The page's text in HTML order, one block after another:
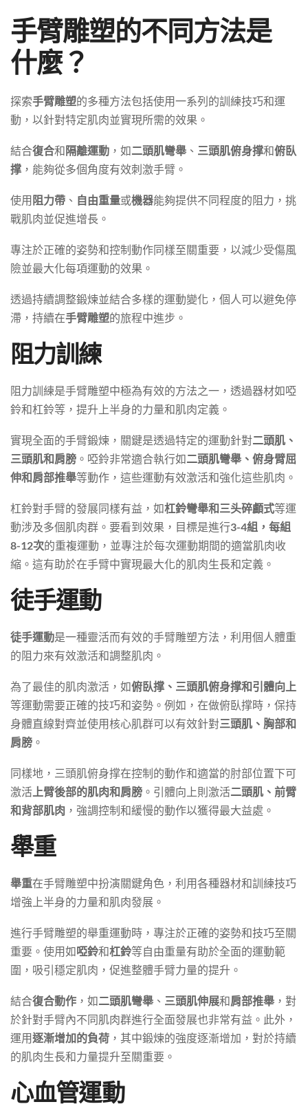
手臂雕塑的不同方法是
什麼？
探索手臂雕塑的多種方法包括使用一系列的訓練技巧和運
動，以針對特定肌肉並實現所需的效果。
結合復合和隔離運動 ，如二頭肌彎舉 、 三頭肌俯身撑和俯臥
撑 ，能夠從多個角度有效刺激手臂。
使用阻力帶 、 自由重量或機器能夠提供不同程度的阻力，挑
戰肌肉並促進增長。
專注於正確的姿勢和控制動作同樣至關重要，以減少受傷風
險並最大化每項運動的效果。
透過持續調整鍛煉並結合多樣的運動變化，個人可以避免停
滯，持續在手臂雕塑的旅程中進步。
阻力訓練
阻力訓練是手臂雕塑中極為有效的方法之一，透過器材如啞
鈴和杠鈴等，提升上半身的力量和肌肉定義。
實現全面的手臂鍛煉，關鍵是透過特定的運動針對二頭肌、
三頭肌和肩膀 。啞鈴非常適合執行如二頭肌彎舉、俯身臂屈
伸和肩部推舉等動作，這些運動有效激活和強化這些肌肉。
杠鈴對手臂的發展同樣有益，如杠鈴彎舉和三头碎顱式等運
動涉及多個肌肉群。要看到效果，目標是進行3-4組，每組
8-12次的重複運動，並專注於每次運動期間的適當肌肉收
縮。這有助於在手臂中實現最大化的肌肉生長和定義。
徒手運動
徒手運動是一種靈活而有效的手臂雕塑方法，利用個人體重
的阻力來有效激活和調整肌肉。
為了最佳的肌肉激活，如俯臥撑、三頭肌俯身撑和引體向上
等運動需要正確的技巧和姿勢。例如，在做俯臥撑時，保持
身體直線對齊並使用核心肌群可以有效針對三頭肌、胸部和
肩膀 。
同樣地，三頭肌俯身撑在控制的動作和適當的肘部位置下可
激活 上臂後部的肌肉和肩膀 。引體向上則激活二頭肌、前臂
和背部肌肉 ，強調控制和緩慢的動作以獲得最大益處。
舉重
舉重在手臂雕塑中扮演關鍵角色，利用各種器材和訓練技巧
增強上半身的力量和肌肉發展。
進行手臂雕塑的舉重運動時，專注於正確的姿勢和技巧至關
重要。使用如啞鈴和杠鈴等自由重量有助於全面的運動範
圍，吸引穩定肌肉，促進整體手臂力量的提升。
結合復合動作 ，如二頭肌彎舉 、 三頭肌伸展和肩部推舉 ，對
於針對手臂內不同肌肉群進行全面發展也非常有益。此外，
運用逐漸增加的負荷 ，其中鍛煉的強度逐漸增加，對於持續
的肌肉生長和力量提升至關重要。
心血管運動